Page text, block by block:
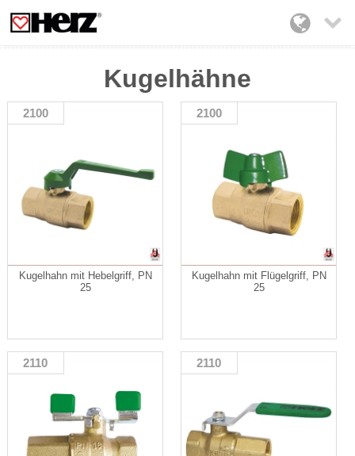

Kugelhähne
2100
Kugelhahn mit Hebelgriff, PN
25
2100
Kugelhahn mit Flügelgriff, PN
25
2110 2110